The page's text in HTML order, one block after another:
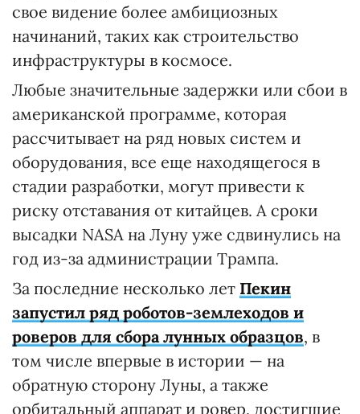
свое видение более амбициозных
начинаний, таких как строительство
инфраструктуры в космосе.
Любые значительные задержки или сбои в
американской программе, которая
рассчитывает на ряд новых систем и
оборудования, все еще находящегося в
стадии разработки, могут привести к
риску отставания от китайцев. А сроки
высадки NASA на Луну уже сдвинулись на
год из-за администрации Трампа.
За последние несколько лет Пекин
запустил ряд роботов-землеходов и
роверов для сбора лунных образцов, в
том числе впервые в истории — на
обратную сторону Луны, а также
орбитальный аппарат и ровер, достигшие